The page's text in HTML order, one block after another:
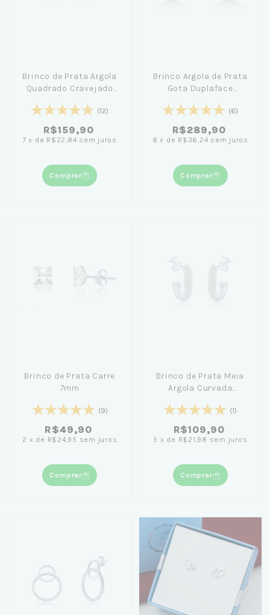
Brinco de Prata Argola
Quadrado Cravejado
(12)
R$159,90
7 x de R$22,84 sem juros
Comprar
Brinco Argola de Prata
Gota Duplaface
(6)
R$289,90
8 x de R$36,24 sem juros
Comprar
Brinco de Prata Carre
7mm
(9)
R$49,90
2 x de R$24,95 sem juros
Comprar
Brinco de Prata Meia
Argola Curvada
(1)
R$109,90
5 x de R$21,98 sem juros
Comprar